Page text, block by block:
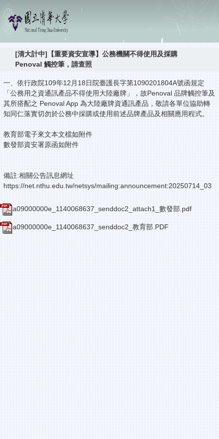
[清大計中]【重要資安宣導】公務機關不得使用及採購
Penoval 觸控筆，請查照
一、依行政院109年12月18日院臺護長字第1090201804A號函規定
「公務用之資通訊產品不得使用大陸廠牌」，故Penoval 品牌觸控筆及
其所搭配之 Penoval App 為大陸廠牌資通訊產品，敬請各單位協助轉
知同仁落實切勿於公務中採購或使用前述品牌產品及相關應用程式。
教育部電子來文本文檔如附件
數發部資安署原函如附件
備註:相關公告訊息網址
https://net.nthu.edu.tw/netsys/mailing:announcement:20250714_03
a09000000e_1140068637_senddoc2_attach1_數發部.pdf
a09000000e_1140068637_senddoc2_教育部.PDF